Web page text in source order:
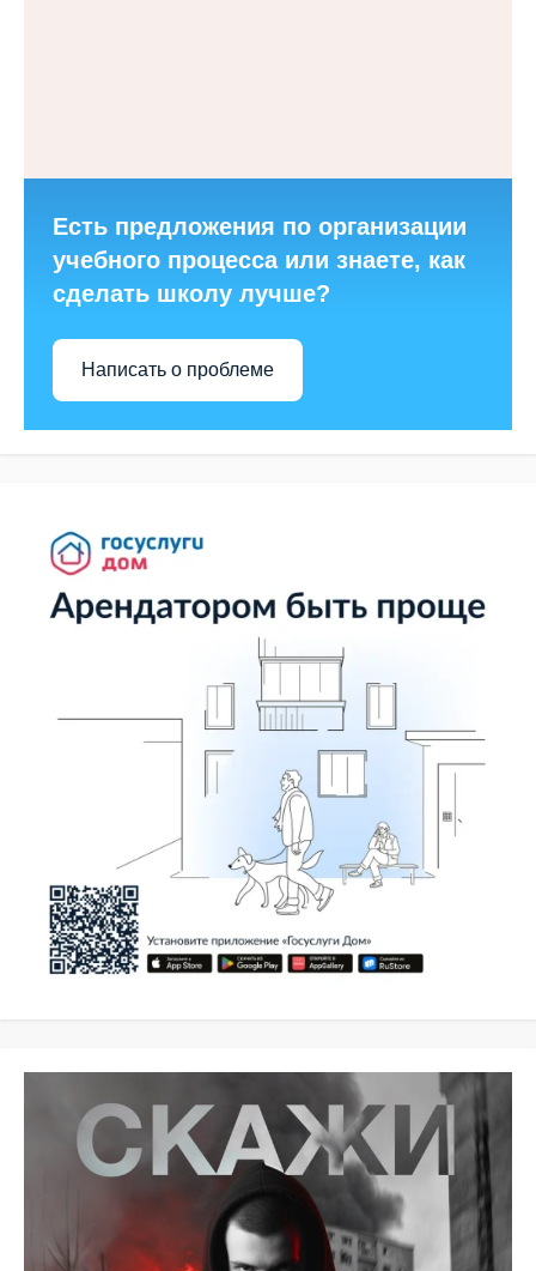
Есть предложения по организации
учебного процесса или знаете, как
сделать школу лучше?
Написать о проблеме